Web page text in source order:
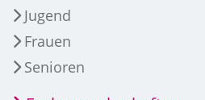
Jugend
Frauen
Senioren